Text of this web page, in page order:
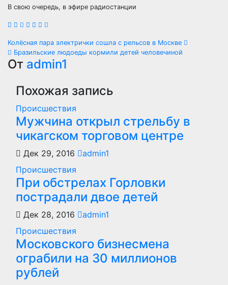
В свою очередь, в эфире радиостанции
Навигация
по
записям
Колёсная пара электрички сошла с рельсов в Москве
Бразильские людоеды кормили детей человечиной
От admin1
Похожая запись
Происшествия
Мужчина открыл стрельбу в
чикагском торговом центре
Дек 29, 2016
admin1
Происшествия
При обстрелах Горловки
пострадали двое детей
Дек 28, 2016
admin1
Происшествия
Московского бизнесмена
ограбили на 30 миллионов
рублей